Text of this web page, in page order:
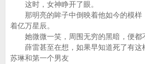
这时，女神睁开了眼。
那明亮的眸子中倒映着他如今的模样
着亿万星辰。
她微微一笑，周围无穷的黑暗，便都
薛雷甚至在想，如果早知道死了有这
苏琳和第一个男友